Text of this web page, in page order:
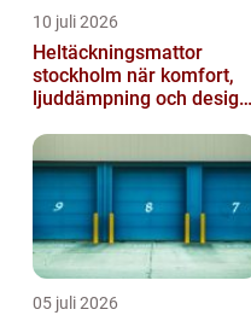
10 juli 2026
Heltäckningsmattor
stockholm när komfort,
ljuddämpning och design
05 juli 2026